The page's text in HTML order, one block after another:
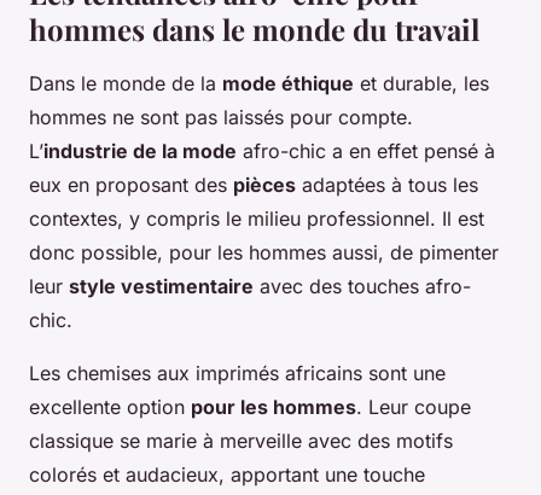
hommes dans le monde du travail
Dans le monde de la mode éthique et durable, les
hommes ne sont pas laissés pour compte.
L’industrie de la mode afro-chic a en effet pensé à
eux en proposant des pièces adaptées à tous les
contextes, y compris le milieu professionnel. Il est
donc possible, pour les hommes aussi, de pimenter
leur style vestimentaire avec des touches afro-
chic.
Les chemises aux imprimés africains sont une
excellente option pour les hommes. Leur coupe
classique se marie à merveille avec des motifs
colorés et audacieux, apportant une touche